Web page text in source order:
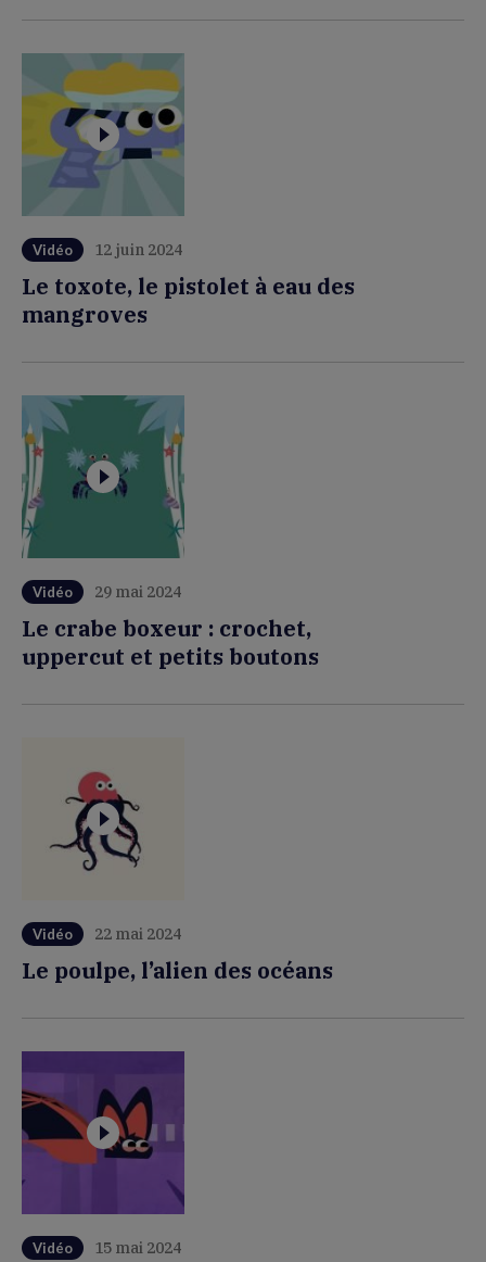
Vidéo 12 juin 2024
Le toxote, le pistolet à eau des
mangroves
Vidéo 29 mai 2024
Le crabe boxeur : crochet,
uppercut et petits boutons
Vidéo 22 mai 2024
Le poulpe, l’alien des océans
Vidéo 15 mai 2024